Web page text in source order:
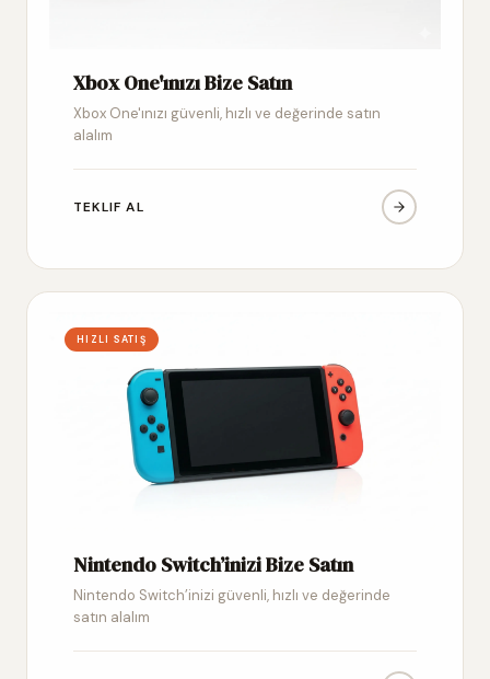
Xbox One'ınızı Bize Satın
Xbox One'ınızı güvenli, hızlı ve değerinde satın
alalım
TEKLIF AL
HIZLI SATIŞ
Nintendo Switch’inizi Bize Satın
Nintendo Switch’inizi güvenli, hızlı ve değerinde
satın alalım